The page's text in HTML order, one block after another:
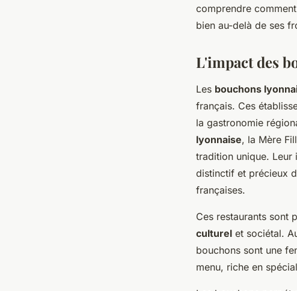
comprendre
bien au-delà de ses
L'impact des
Les bouchons
français. Ces
la gastronomie
lyonnaise, la Mère
tradition unique. Leur
distinctif et précieux
françaises.
Ces restaurants sont
culturel et sociétal.
bouchons sont une
menu, riche en